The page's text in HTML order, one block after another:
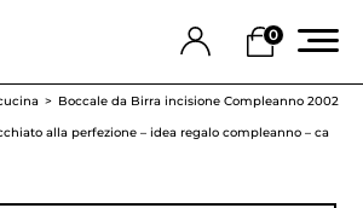
0
Boccale da Birra incisione Compleanno 2002
alla perfezione – idea regalo compleanno – ca